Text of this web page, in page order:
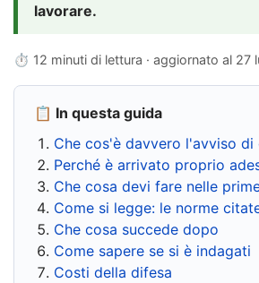
lavorare.
⏱ 12 minuti di lettura · aggiornato al 27
📋 In questa guida
Che cos'è davvero l'avviso di
Perché è arrivato proprio
Che cosa devi fare nelle
Come si legge: le norme
Che cosa succede dopo
Come sapere se si è indagati
Costi della difesa